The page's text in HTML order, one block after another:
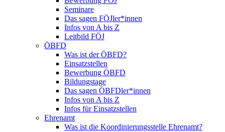
Seminare
Das sagen FÖJler*innen
Infos von A bis Z
Leitbild FÖJ
ÖBFD
Was ist der ÖBFD?
Einsatzstellen
Bewerbung ÖBFD
Bildungstage
Das sagen ÖBFDler*innen
Infos von A bis Z
Infos für Einsatzstellen
Ehrenamt
Was ist die Koordinierungsstelle Ehrenamt?